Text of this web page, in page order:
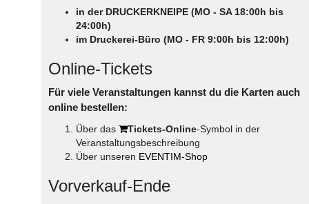
in der DRUCKERKNEIPE (MO - SA 18:00h bis
24:00h)
im Druckerei-Büro (MO - FR 9:00h bis 12:00h)
Online-Tickets
Für viele Veranstaltungen kannst du die Karten auch
online bestellen:
Über das Tickets-Online-Symbol in der
Veranstaltungsbeschreibung
Über unseren EVENTIM-Shop
Vorverkauf-Ende